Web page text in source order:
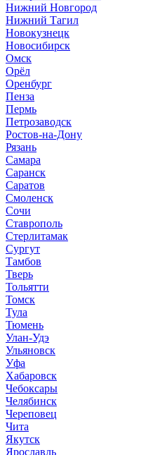
Нижний Новгород
Нижний Тагил
Новокузнецк
Новосибирск
Омск
Орёл
Оренбург
Пенза
Пермь
Петрозаводск
Ростов-на-Дону
Рязань
Самара
Саранск
Саратов
Смоленск
Сочи
Ставрополь
Стерлитамак
Сургут
Тамбов
Тверь
Тольятти
Томск
Тула
Тюмень
Улан-Удэ
Ульяновск
Уфа
Хабаровск
Чебоксары
Челябинск
Череповец
Чита
Якутск
Ярославль